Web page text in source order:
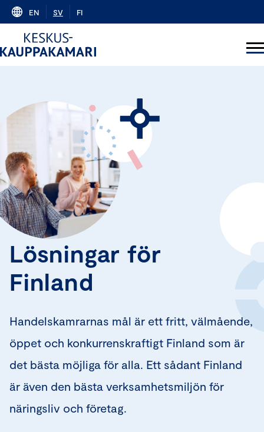
Skip
content
EN SV FI
Lösningar för
Finland
Handelskamrarnas mål är ett fritt, välmående,
öppet och konkurrenskraftigt Finland som är
det bästa möjliga för alla. Ett sådant Finland
är även den bästa verksamhetsmiljön för
näringsliv och företag.